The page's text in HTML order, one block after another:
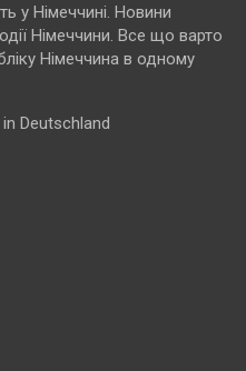
у Німеччині. Новини
Німеччини. Все що варто
Німеччина в одному
Deutschland